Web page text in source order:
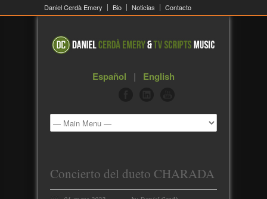
Daniel Cerdà Emery Bio Noticias Contacto
Español | English
Concierto del dueto CHARADA